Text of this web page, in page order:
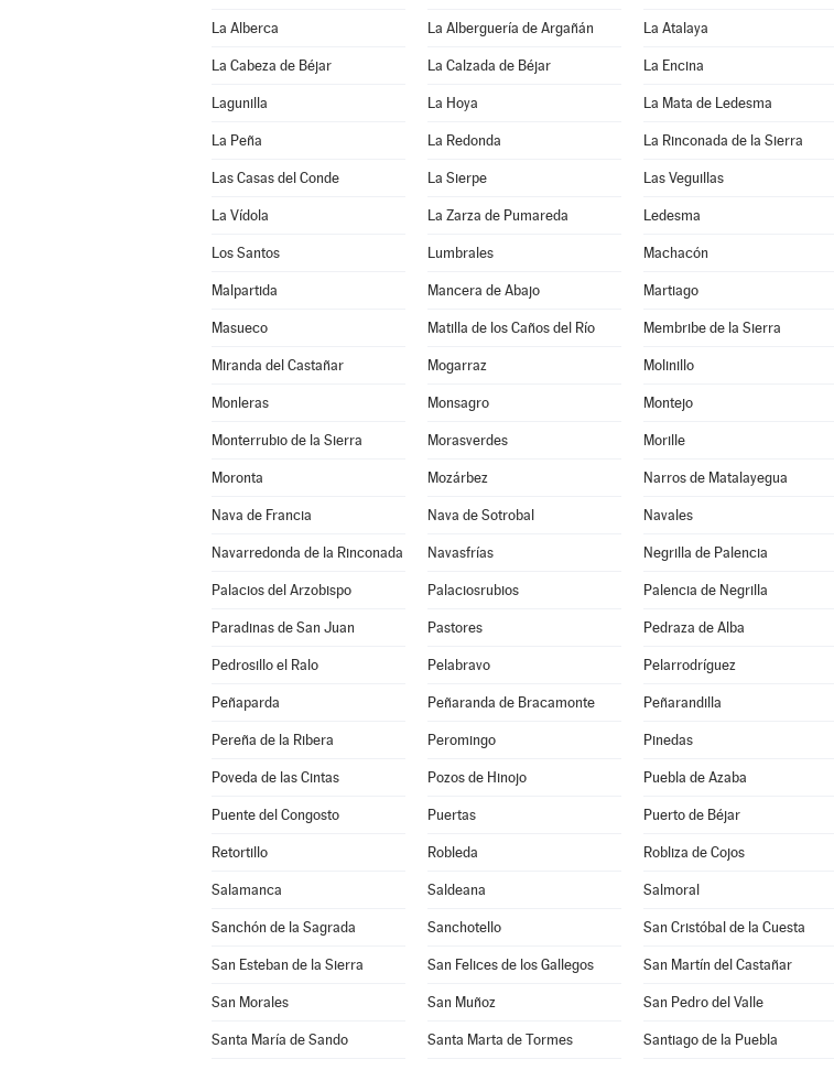
La Alberca La Alberguería de Argañán La Atalaya
La Cabeza de Béjar La Calzada de Béjar La Encina
Lagunilla La Hoya La Mata de Ledesma
La Peña La Redonda La Rinconada de la Sierra
Las Casas del Conde La Sierpe Las Veguillas
La Vídola La Zarza de Pumareda Ledesma
Los Santos Lumbrales Machacón
Malpartida Mancera de Abajo Martiago
Masueco Matilla de los Caños del Río Membribe de la Sierra
Miranda del Castañar Mogarraz Molinillo
Monleras Monsagro Montejo
Monterrubio de la Sierra Morasverdes Morille
Moronta Mozárbez Narros de Matalayegua
Nava de Francia Nava de Sotrobal Navales
Navarredonda de la Rinconada Navasfrías Negrilla de Palencia
Palacios del Arzobispo Palaciosrubios Palencia de Negrilla
Paradinas de San Juan Pastores Pedraza de Alba
Pedrosillo el Ralo Pelabravo Pelarrodríguez
Peñaparda Peñaranda de Bracamonte Peñarandilla
Pereña de la Ribera Peromingo Pinedas
Poveda de las Cintas Pozos de Hinojo Puebla de Azaba
Puente del Congosto Puertas Puerto de Béjar
Retortillo Robleda Robliza de Cojos
Salamanca Saldeana Salmoral
Sanchón de la Sagrada Sanchotello San Cristóbal de la Cuesta
San Esteban de la Sierra San Felices de los Gallegos San Martín del Castañar
San Morales San Muñoz San Pedro del Valle
Santa María de Sando Santa Marta de Tormes Santiago de la Puebla